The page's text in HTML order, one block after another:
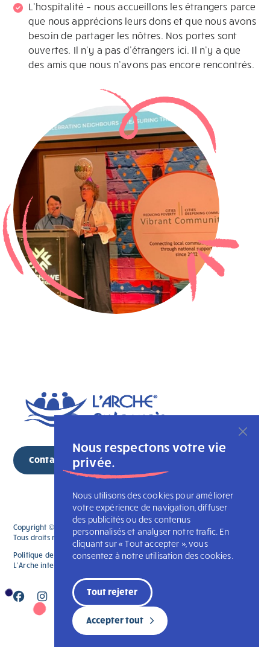
Nous respectons votre vie
privée.
Nous utilisons des cookies pour améliorer
votre expérience de navigation, diffuser
des publicités ou des contenus
personnalisés et analyser notre trafic. En
cliquant sur « Tout accepter », vous
consentez à notre utilisation des cookies.
Tout rejeter
Accepter tout
L’hospitalité – nous accueillons les étrangers parce
que nous apprécions leurs dons et que nous avons
besoin de partager les nôtres. Nos portes sont
ouvertes. Il n’y a pas d’étrangers ici. Il n’y a que
des amis que nous n’avons pas encore rencontrés.
Contactez-nous
Copyright © 2026 Copyright © 2025 L'Association des Arches du Québec.
Tous droits réservés
Politique de confidentialité
L’Arche Canada
L’Arche internationale